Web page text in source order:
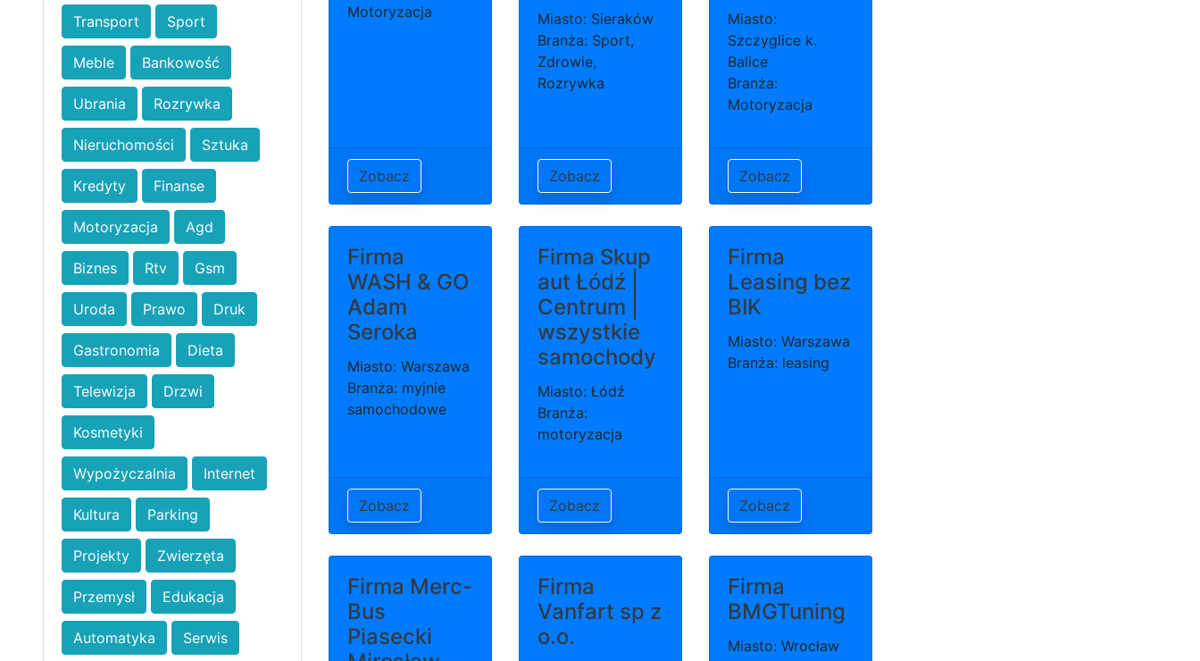
Transport Sport
Meble Bankowość
Ubrania Rozrywka
Nieruchomości Sztuka
Kredyty Finanse
Motoryzacja Agd
Biznes Rtv Gsm
Uroda Prawo Druk
Gastronomia Dieta
Telewizja Drzwi
Kosmetyki
Wypożyczalnia Internet
Kultura Parking
Projekty Zwierzęta
Przemysł Edukacja
Automatyka Serwis
Motoryzacja
Zobacz
Miasto: Sieraków
Branża: Sport,
Zdrowie,
Rozrywka
Zobacz
Miasto:
Szczyglice k.
Balice
Branża:
Motoryzacja
Zobacz
Firma
WASH & GO
Adam
Seroka
Miasto: Warszawa
Branża: myjnie
samochodowe
Zobacz
Firma Skup
aut Łódź |
Centrum |
wszystkie
samochody
Miasto: Łódź
Branża:
motoryzacja
Zobacz
Firma
Leasing bez
BIK
Miasto: Warszawa
Branża: leasing
Zobacz
Firma Merc-
Bus
Piasecki
Firma
Vanfart sp z
o.o.
Firma
BMGTuning
Miasto: Wrocław